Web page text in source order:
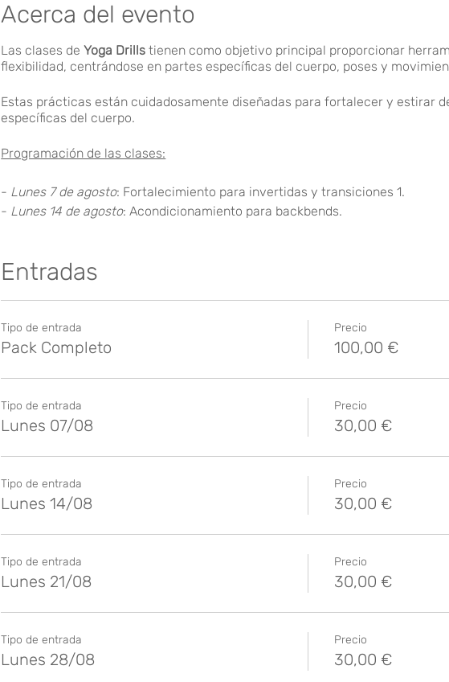
Acerca del evento
Las clases deYoga Drills tienen como objetivo principal proporcionar
flexibilidad, centrándose en partes específicas del cuerpo, poses y
Estas prácticas están cuidadosamente diseñadas para fortalecer y estirar
específicas del cuerpo.
Programación de las clases:
- Lunes 7 de agosto: Fortalecimiento para invertidas y transiciones 1.
- Lunes 14 de agosto: Acondicionamiento para backbends.
Precios:
- Pack completo de clases: 100€.
Entradas
Tipo de entrada
Pack Completo
Precio
100,00 €
Tipo de entrada
Lunes 07/08
Precio
30,00 €
Tipo de entrada
Lunes 14/08
Precio
30,00 €
Tipo de entrada
Lunes 21/08
Precio
30,00 €
Tipo de entrada
Lunes 28/08
Precio
30,00 €